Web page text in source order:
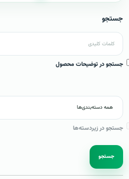
جستجو
جستجو در توضیحات محصول
جستجو در زیردسته‌ها
جستجو